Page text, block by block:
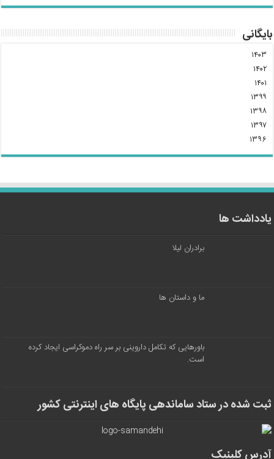
بایگانی
۱۴۰۳
۱۴۰۲
۱۴۰۱
۱۳۹۹
۱۳۹۸
۱۳۹۷
۱۳۹۶
یادداشت ها
برادران لیلا
ما و داستان ها
باورهایی که تکامل داروینی بر سر راه دموکراسی ایجاد کرده
است.
ثبت شده در ستاد ساماندهی پایگاه های اینترنتی کشور